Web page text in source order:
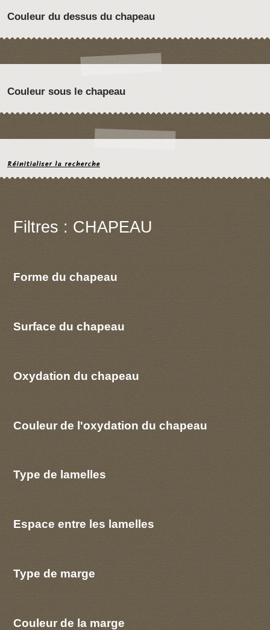
Couleur du dessus du chapeau
Couleur sous le chapeau
Réinitialiser la recherche
Filtres : CHAPEAU
Forme du chapeau
Surface du chapeau
Oxydation du chapeau
Couleur de l'oxydation du chapeau
Type de lamelles
Espace entre les lamelles
Type de marge
Couleur de la marge